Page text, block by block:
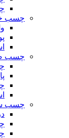
چسب
چسب
چسب